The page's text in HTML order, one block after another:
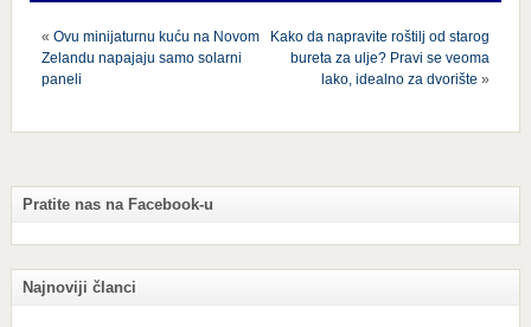
« Ovu minijaturnu kuću na Novom
Zelandu napajaju samo solarni
paneli
Kako da napravite roštilj od starog
bureta za ulje? Pravi se veoma
lako, idealno za dvorište »
Pratite nas na Facebook-u
Najnoviji članci